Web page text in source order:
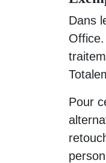
Dans
Pour